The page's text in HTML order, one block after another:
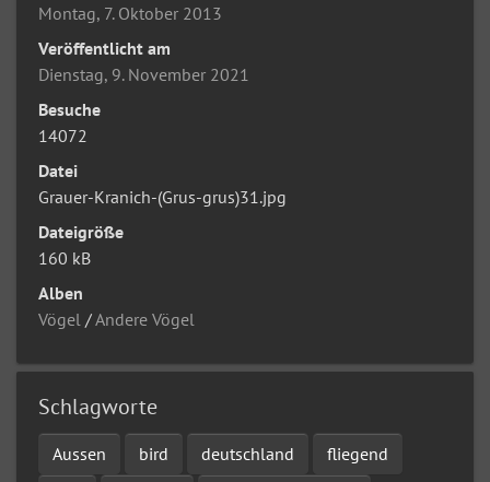
Montag, 7. Oktober 2013
Veröffentlicht am
Dienstag, 9. November 2021
Besuche
14072
Datei
Grauer-Kranich-(Grus-grus)31.jpg
Dateigröße
160 kB
Alben
Vögel /Andere Vögel
Schlagworte
Aussen bird deutschland
fliegend